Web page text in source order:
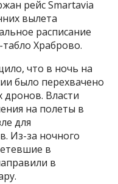
рейс Smartavia
вылета
расписание
Храброво.
что в ночь на
было перехвачено
дронов. Власти
на полеты в
для
Из-за ночного
в
в